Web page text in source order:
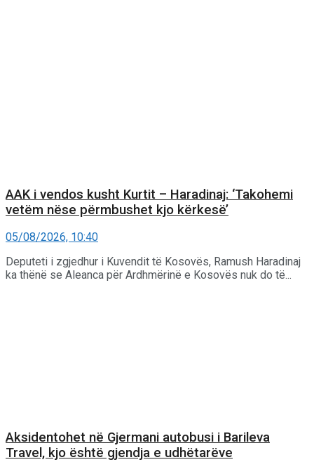
AAK i vendos kusht Kurtit – Haradinaj: ‘Takohemi
vetëm nëse përmbushet kjo kërkesë’
05/08/2026, 10:40
Deputeti i zgjedhur i Kuvendit të Kosovës, Ramush Haradinaj
ka thënë se Aleanca për Ardhmërinë e Kosovës nuk do të...
Aksidentohet në Gjermani autobusi i Barileva
Travel, kjo është gjendja e udhëtarëve